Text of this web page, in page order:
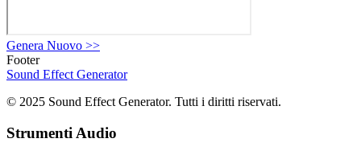
Genera Nuovo >>
Footer
Sound Effect Generator
© 2025 Sound Effect Generator. Tutti i diritti riservati.
Strumenti Audio